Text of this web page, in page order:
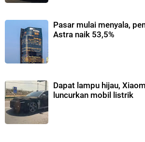
Pasar mulai menyala,
Astra naik 53,5%
Dapat lampu hijau,
luncurkan mobil listrik